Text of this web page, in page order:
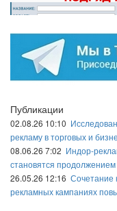
Публикации
02.08.26 10:10
рекламу в торговых и
08.06.26 7:02 Индор-
становятся
26.05.26 12:16 Сочетание
рекламных кампаниях